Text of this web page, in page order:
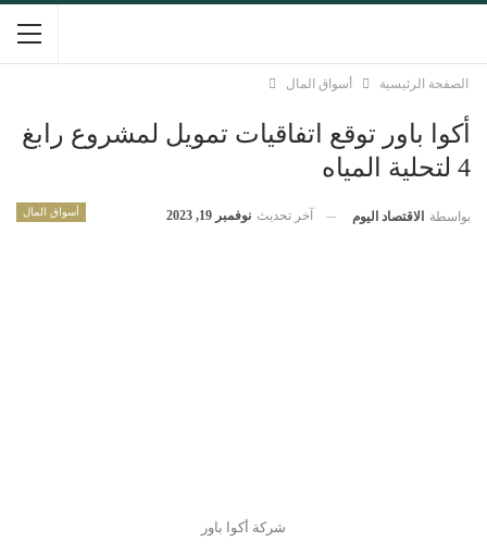
الصفحة الرئيسية أسواق المال
أكوا باور توقع اتفاقيات تمويل لمشروع رابغ
4 لتحلية المياه
أسواق المال بواسطة الاقتصاد اليوم آخر تحديث نوفمبر 19, 2023
شركة أكوا باور